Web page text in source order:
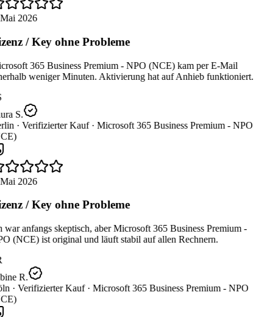
2026
/ Key ohne Probleme
365 Business Premium - NPO (NCE) kam per E-Mail
weniger Minuten. Aktivierung hat auf Anhieb funktioniert.
S.
· Verifizierter Kauf · Microsoft 365 Business Premium - NPO
2026
/ Key ohne Probleme
war anfangs skeptisch, aber Microsoft 365 Business Premium -
(NCE) ist original und läuft stabil auf allen Rechnern.
R.
· Verifizierter Kauf · Microsoft 365 Business Premium - NPO